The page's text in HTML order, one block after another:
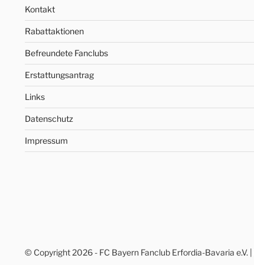
Kontakt
Rabattaktionen
Befreundete Fanclubs
Erstattungsantrag
Links
Datenschutz
Impressum
© Copyright 2026 - FC Bayern Fanclub Erfordia-Bavaria e.V. |